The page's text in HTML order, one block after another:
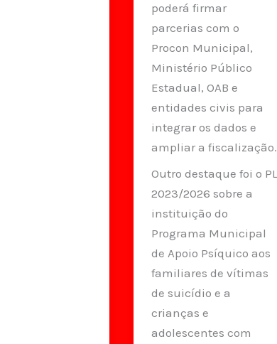
poderá firmar
parcerias com o
Procon Municipal,
Ministério Público
Estadual, OAB e
entidades civis para
integrar os dados e
ampliar a fiscalização.
Outro destaque foi o PL
2023/2026 sobre a
instituição do
Programa Municipal
de Apoio Psíquico aos
familiares de vítimas
de suicídio e a
crianças e
adolescentes com